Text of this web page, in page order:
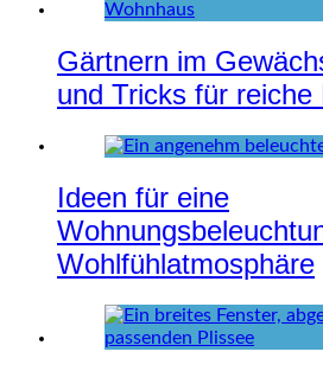
Gärtnern im
und Tricks für reiche
Ideen für eine
Wohlfühlatmosphäre